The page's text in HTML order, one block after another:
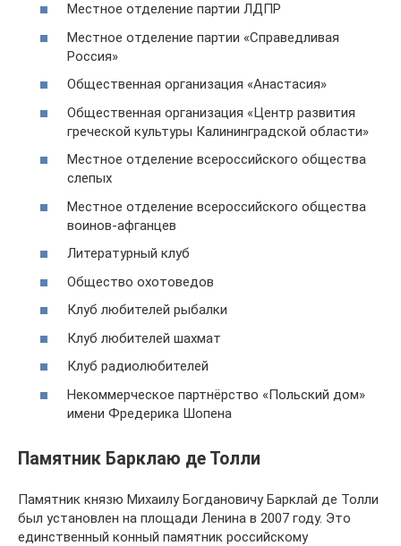
Местное отделение партии ЛДПР
Местное отделение партии «Справедливая
Россия»
Общественная организация «Анастасия»
Общественная организация «Центр развития
греческой культуры Калининградской области»
Местное отделение всероссийского общества
слепых
Местное отделение всероссийского общества
воинов-афганцев
Литературный клуб
Общество охотоведов
Клуб любителей рыбалки
Клуб любителей шахмат
Клуб радиолюбителей
Некоммерческое партнёрство «Польский дом»
имени Фредерика Шопена
Памятник Барклаю де Толли
Памятник князю Михаилу Богдановичу Барклай де Толли
был установлен на площади Ленина в 2007 году. Это
единственный конный памятник российскому